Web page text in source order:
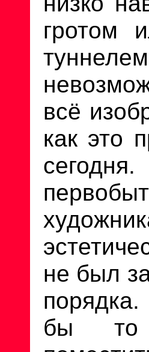
гротом
всё
как это
не был
бы то